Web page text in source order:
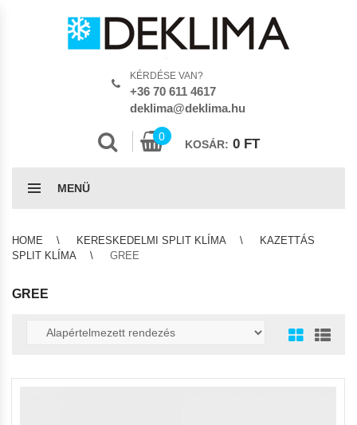
KÉRDÉSE VAN?
+36 70 611 4617
deklima@deklima.hu
0
KOSÁR: 0 FT
MENÜ
HOME KERESKEDELMI SPLIT KLÍMA
KAZETTÁS
SPLIT KLÍMA
GREE
GREE